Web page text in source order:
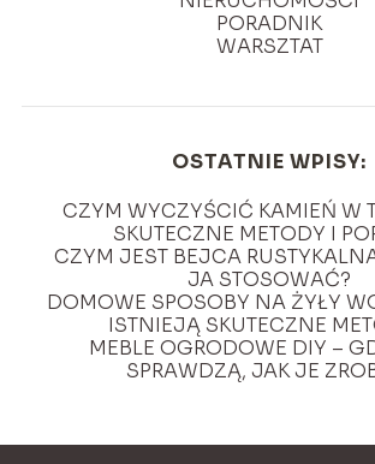
PORADNIK
WARSZTAT
OSTATNIE WPISY:
CZYM WYCZYŚCIĆ KAMIEŃ W
SKUTECZNE METODY I
CZYM JEST BEJCA
JA STOSOWAĆ?
DOMOWE SPOSOBY NA ŻYŁY
ISTNIEJĄ SKUTECZNE
MEBLE OGRODOWE DIY –
SPRAWDZĄ, JAK JE